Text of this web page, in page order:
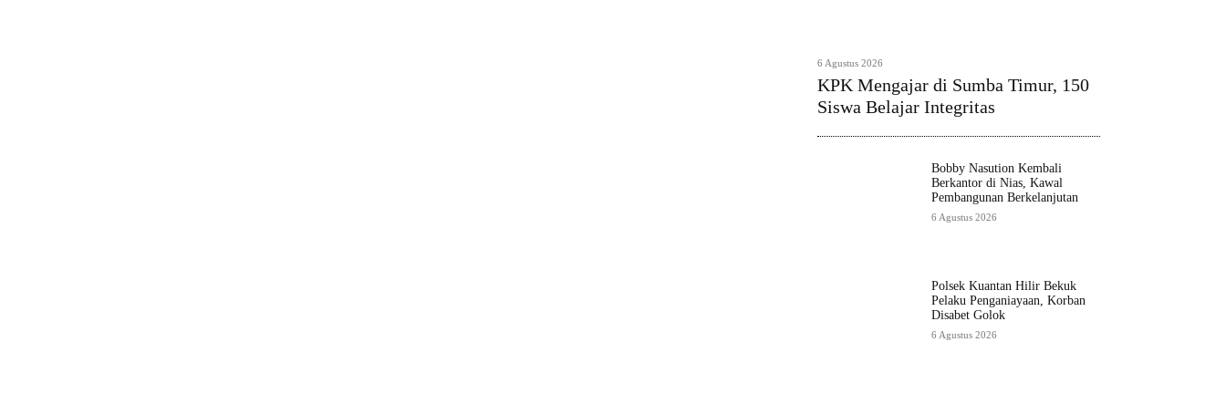
6 Agustus 2026
KPK Mengajar di Sumba Timur, 150
Siswa Belajar Integritas
Bobby Nasution Kembali
Berkantor di Nias, Kawal
Pembangunan Berkelanjutan
6 Agustus 2026
Polsek Kuantan Hilir Bekuk
Pelaku Penganiayaan, Korban
Disabet Golok
6 Agustus 2026